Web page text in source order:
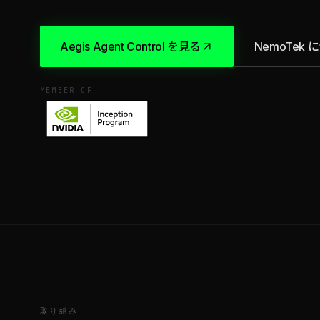
Aegis Agent Control を見る NemoTek
MEMBER OF
取り組み